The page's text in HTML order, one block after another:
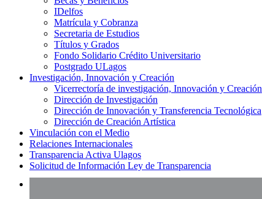
IDelfos
Matrícula y Cobranza
Secretaria de Estudios
Títulos y Grados
Fondo Solidario Crédito Universitario
Postgrado ULagos
Investigación, Innovación y Creación
Vicerrectoría de investigación, Innovación y Creación
Dirección de Investigación
Dirección de Innovación y Transferencia Tecnológica
Dirección de Creación Artística
Vinculación con el Medio
Relaciones Internacionales
Transparencia Activa Ulagos
Solicitud de Información Ley de Transparencia